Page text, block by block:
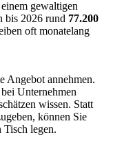
gewaltigen
bis 2026 rund 77.200
oft monatelang
Angebot annehmen.
Unternehmen
wissen. Statt
können Sie
Tisch legen.